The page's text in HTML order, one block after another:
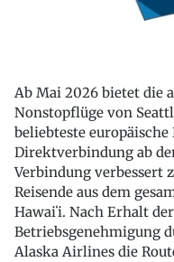
Ab Mai 2026 bietet die
Nonstopflüge von
beliebteste
Direktverbindung ab
Verbindung verbessert
Reisende aus dem
Hawaiʻi. Nach Erhalt
Betriebsgenehmigung
Alaska Airlines die